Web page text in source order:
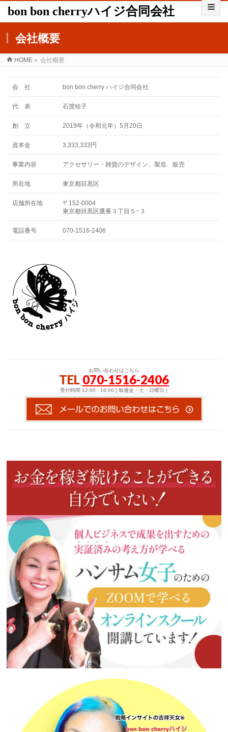
bon bon cherryハイジ合同会社
会社概要
HOME » 会社概要
会 社 bon bon cherry ハイジ合同会社
代 表 石渡桂子
創 立 2019年（令和元年）5月20日
資本金 3,333,333円
事業内容 アクセサリー・雑貨のデザイン、製造、販売
所在地 東京都目黒区
店舗所在地
〒152-0004
東京都目黒区鷹番３丁目５−３
電話番号 070-1516-2406
お問い合わせはこちら
TEL 070-1516-2406
受付時間 12:00 - 16:00 [ 毎週金・土・日曜日 ]